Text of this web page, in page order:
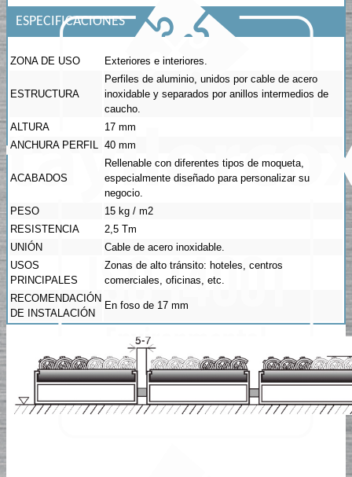
ESPECIFICACIONES
ZONA DE USO Exteriores e interiores.
ESTRUCTURA
Perfiles de aluminio, unidos por cable de acero
inoxidable y separados por anillos intermedios de
caucho.
ALTURA
17 mm
ANCHURA PERFIL
40 mm
ACABADOS
Rellenable con diferentes tipos de moqueta,
especialmente diseñado para personalizar su
negocio.
PESO
15 kg / m2
RESISTENCIA
2,5 Tm
UNIÓN
Cable de acero inoxidable.
USOS
PRINCIPALES
Zonas de alto tránsito: hoteles, centros
comerciales, oficinas, etc.
RECOMENDACIÓN
DE INSTALACIÓN
En foso de 17 mm